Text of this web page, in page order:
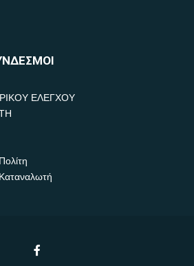
ΕΛΕΓΧΟΥ